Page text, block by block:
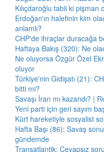
Kılıçdaroğlu tabii ki pişman
Erdoğan'ın halefinin kim
anlamlı?
CHP'de ihraçlar duracağa
Haftaya Bakış (320): Ne
Ne oluyorsa Özgür Özel
oluyor
Türkiye'nin Gidişatı (21):
bitti mi?
Savaşı İran mı kazandı? |
Yeni parti için geri sayım
Kürt hareketiyle sosyalist
Hafta Başı (86): Savaş
gündemde
Transatlantik: Cevapsız